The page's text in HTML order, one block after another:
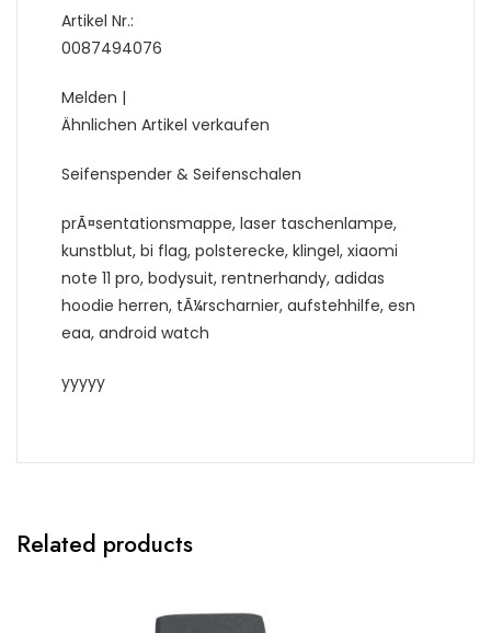
Artikel Nr.:
0087494076
Melden |
Ähnlichen Artikel verkaufen
Seifenspender & Seifenschalen
prÃ¤sentationsmappe, laser taschenlampe,
kunstblut, bi flag, polsterecke, klingel, xiaomi
note 11 pro, bodysuit, rentnerhandy, adidas
hoodie herren, tÃ¼rscharnier, aufstehhilfe, esn
eaa, android watch
yyyyy
Related products